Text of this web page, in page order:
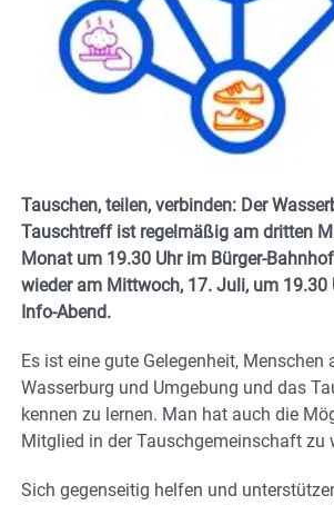
Tauschen, teilen, verbinden: Der
Tauschtreff ist regelmäßig am dritten
Monat um 19.30 Uhr im Bürger-
wieder am Mittwoch, 17. Juli, um 19.30
Info-Abend.
Es ist eine gute Gelegenheit, Menschen
Wasserburg und Umgebung und das
kennen zu lernen. Man hat auch die
Mitglied in der Tauschgemeinschaft zu
Sich gegenseitig helfen und